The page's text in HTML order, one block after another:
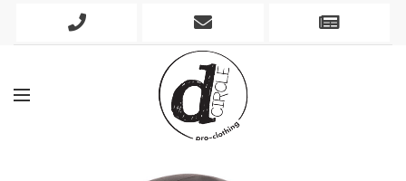
Phone
Mobile